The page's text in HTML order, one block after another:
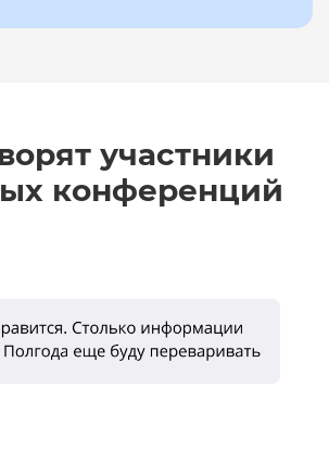
участники
конференций